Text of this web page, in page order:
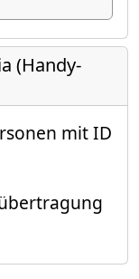
(Handy-
mit ID